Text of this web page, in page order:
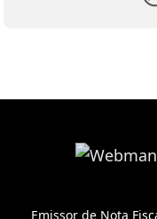
Emissor de Nota